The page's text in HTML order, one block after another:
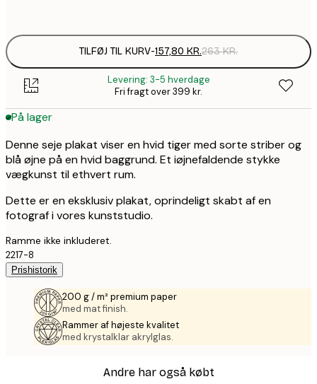
TILFØJ TIL KURV-157,80 KR.263 KR.
Levering: 3-5 hverdage
Fri fragt over 399 kr.
På lager
Denne seje plakat viser en hvid tiger med sorte striber og
blå øjne på en hvid baggrund. Et iøjnefaldende stykke
vægkunst til ethvert rum.
Dette er en eksklusiv plakat, oprindeligt skabt af en
fotograf i vores kunststudio.
Ramme ikke inkluderet.
2217-8
Prishistorik
200 g / m² premium paper
med mat finish.
Rammer af højeste kvalitet
med krystalklar akrylglas.
Andre har også købt